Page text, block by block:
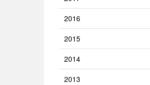
2016
2015
2014
2013